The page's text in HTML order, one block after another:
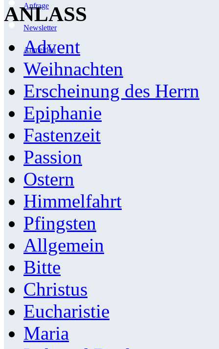
Anfrage
Newsletter
Anmelden
ANLASS
Advent
Weihnachten
Erscheinung des Herrn
Epiphanie
Fastenzeit
Passion
Ostern
Himmelfahrt
Pfingsten
Allgemein
Bitte
Christus
Eucharistie
Maria